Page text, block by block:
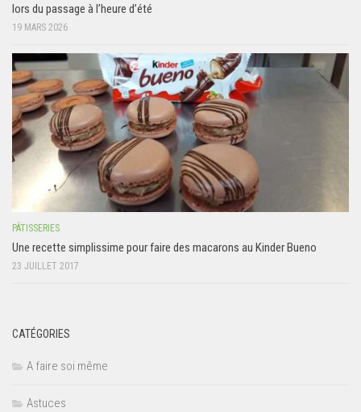
lors du passage à l’heure d’été
19 MARS 2026
PÂTISSERIES
Une recette simplissime pour faire des macarons au Kinder Bueno
23 JUILLET 2017
CATÉGORIES
A faire soi même
Astuces